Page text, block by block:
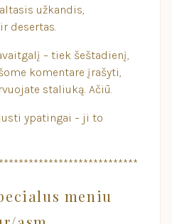
užkandis,
desertas.
– tiek šeštadienį,
komentare įrašyti,
staliuką. Ačiū.
ypatingai – ji to
meniu